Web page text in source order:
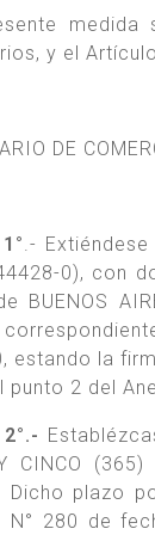
y el
DE
.- Extiéndese
0), con
BUENOS
estando la
punto 2 del
Y CINCO
Dicho plazo
N° 280 de